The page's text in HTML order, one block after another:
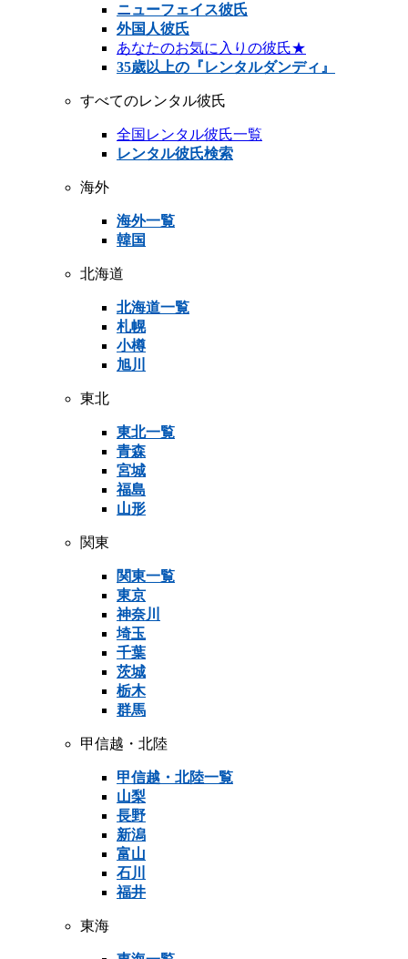
ニューフェイス彼氏
外国人彼氏
あなたのお気に入りの彼氏★
35歳以上の『レンタルダンディ』
すべてのレンタル彼氏
全国レンタル彼氏一覧
レンタル彼氏検索
海外
海外一覧
韓国
北海道
北海道一覧
札幌
小樽
旭川
東北
東北一覧
青森
宮城
福島
山形
関東
関東一覧
東京
神奈川
埼玉
千葉
茨城
栃木
群馬
甲信越・北陸
甲信越・北陸一覧
山梨
長野
新潟
富山
石川
福井
東海